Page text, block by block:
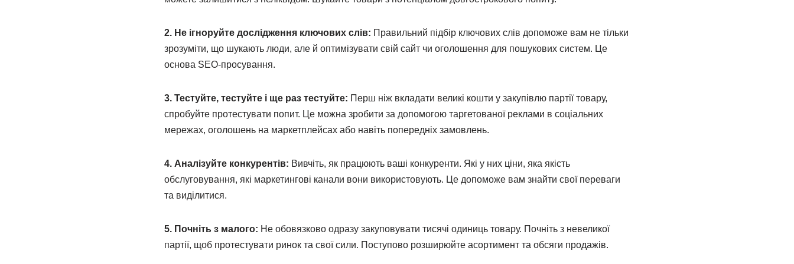
2. Не ігноруйте дослідження ключових слів: Правильний підбір ключових слів допоможе вам не тільки
зрозуміти, що шукають люди, але й оптимізувати свій сайт чи оголошення для пошукових систем. Це
основа SEO-просування.
3. Тестуйте, тестуйте і ще раз тестуйте: Перш ніж вкладати великі кошти у закупівлю партії товару,
спробуйте протестувати попит. Це можна зробити за допомогою таргетованої реклами в соціальних
мережах, оголошень на маркетплейсах або навіть попередніх замовлень.
4. Аналізуйте конкурентів: Вивчіть, як працюють ваші конкуренти. Які у них ціни, яка якість
обслуговування, які маркетингові канали вони використовують. Це допоможе вам знайти свої переваги
та виділитися.
5. Почніть з малого: Не обовязково одразу закуповувати тисячі одиниць товару. Почніть з невеликої
партії, щоб протестувати ринок та свої сили. Поступово розширюйте асортимент та обсяги продажів.